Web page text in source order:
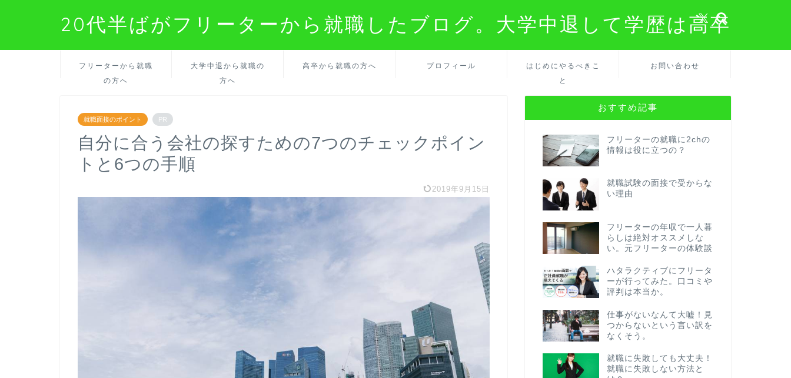
20代半ばがフリーターから就職したブログ。大学中退して学歴は高卒
フリーターから就職
の方へ
大学中退から就職の
方へ
高卒から就職の方へ プロフィール
はじめにやるべきこ
と
お問い合わせ
就職面接のポイント PR
自分に合う会社の探すための7つのチェックポイン
トと6つの手順
2019年9月15日
おすすめ記事
フリーターの就職に2chの
情報は役に立つの？
就職試験の面接で受からな
い理由
フリーターの年収で一人暮
らしは絶対オススメしな
い。元フリーターの体験談
ハタラクティブにフリータ
ーが行ってみた。口コミや
評判は本当か。
仕事がないなんて大嘘！見
つからないという言い訳を
なくそう。
就職に失敗しても大丈夫！
就職に失敗しない方法と